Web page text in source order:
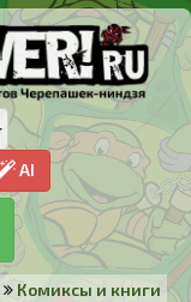
AI
Комиксы и книги